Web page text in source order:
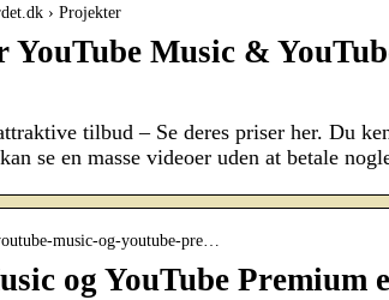
› Projekter
YouTube Music &
tilbud – Se deres priser her. Du
se en masse videoer uden at betale
music-og-youtube-pre…
og YouTube Premium